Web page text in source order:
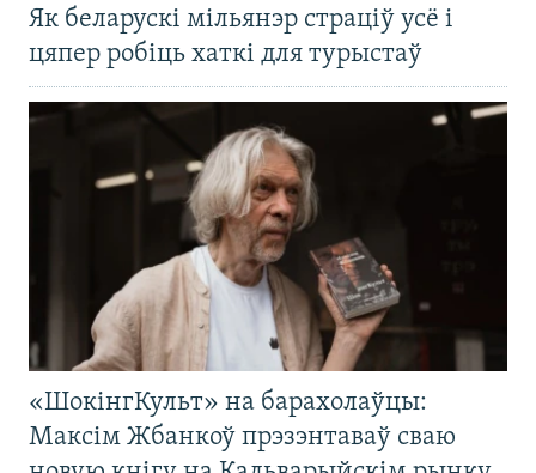
Як беларускі мільянэр страціў усё і
цяпер робіць хаткі для турыстаў
«ШокінгКульт» на барахолаўцы:
Максім Жбанкоў прэзэнтаваў сваю